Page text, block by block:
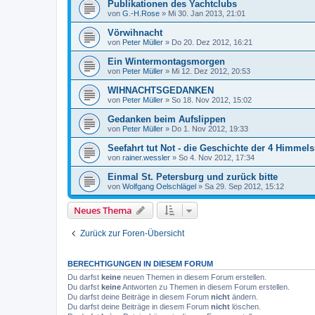
Publikationen des Yachtclubs
von G.-H.Rose » Mi 30. Jan 2013, 21:01
Vörwihnacht
von Peter Müller » Do 20. Dez 2012, 16:21
Ein Wintermontagsmorgen
von Peter Müller » Mi 12. Dez 2012, 20:53
WIHNACHTSGEDANKEN
von Peter Müller » So 18. Nov 2012, 15:02
Gedanken beim Aufslippen
von Peter Müller » Do 1. Nov 2012, 19:33
Seefahrt tut Not - die Geschichte der 4
von rainer.wessler » So 4. Nov 2012, 17:34
Einmal St. Petersburg und zurück bitte
von Wolfgang Oelschlägel » Sa 29. Sep 2012, 15:12
Neues Thema
Zurück zur Foren-Übersicht
BERECHTIGUNGEN IN DIESEM FORUM
Du darfst keine neuen Themen in diesem Forum erstellen.
Du darfst keineAntworten zu Themen in diesem Forum erstellen.
Du darfst deine Beiträge in diesem Forum nicht ändern.
Du darfst deine Beiträge in diesem Forum nicht löschen.